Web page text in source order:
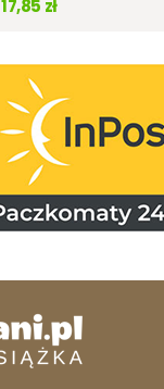
17,85 zł